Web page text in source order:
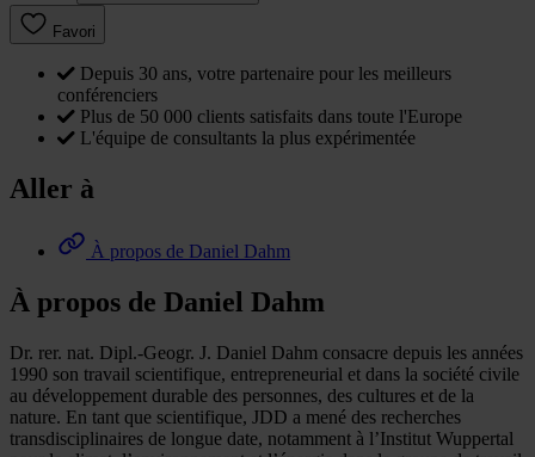
Favori
Depuis 30 ans, votre partenaire pour les meilleurs
conférenciers
Plus de 50 000 clients satisfaits dans toute l'Europe
L'équipe de consultants la plus expérimentée
Aller à
À propos de Daniel Dahm
À propos de Daniel Dahm
Dr. rer. nat. Dipl.-Geogr. J. Daniel Dahm consacre depuis les années
1990 son travail scientifique, entrepreneurial et dans la société civile
au développement durable des personnes, des cultures et de la
nature. En tant que scientifique, JDD a mené des recherches
transdisciplinaires de longue date, notamment à l’Institut Wuppertal